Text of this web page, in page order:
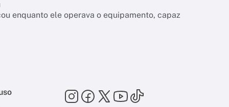
enquanto ele operava o equipamento, capaz